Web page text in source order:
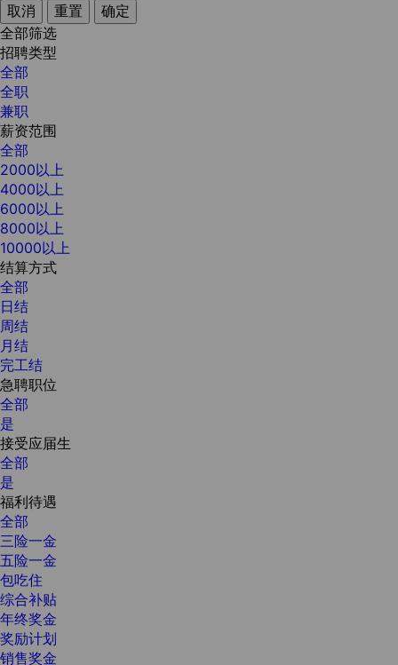
取消
重置
确定
全部筛选
招聘类型
全部
全职
兼职
薪资范围
全部
2000以上
4000以上
6000以上
8000以上
10000以上
结算方式
全部
日结
周结
月结
完工结
急聘职位
全部
是
接受应届生
全部
是
福利待遇
全部
三险一金
五险一金
包吃住
综合补贴
年终奖金
奖励计划
销售奖金